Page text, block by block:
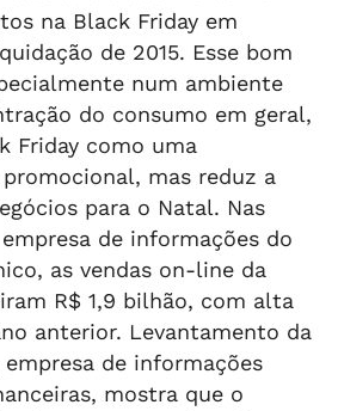
na Black Friday em
de 2015. Esse bom
num ambiente
do consumo em geral,
Friday como uma
mas reduz a
para o Natal. Nas
de informações do
as vendas on-line da
R$ 1,9 bilhão, com alta
anterior. Levantamento da
empresa de informações
mostra que o